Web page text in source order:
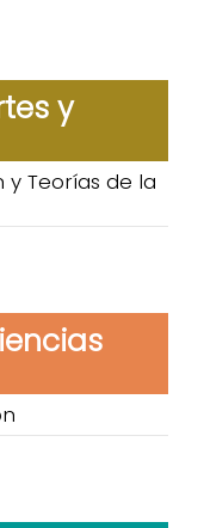
y
Teorías de la